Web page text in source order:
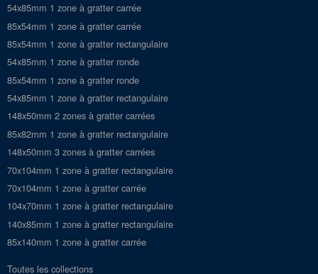
54x85mm 1 zone à gratter carrée
85x54mm 1 zone à gratter carrée
85x54mm 1 zone à gratter rectangulaire
54x85mm 1 zone à gratter ronde
85x54mm 1 zone à gratter ronde
54x85mm 1 zone à gratter rectangulaire
148x50mm 2 zones à gratter carrées
85x82mm 1 zone à gratter rectangulaire
148x50mm 3 zones à gratter carrées
70x104mm 1 zone à gratter rectangulaire
70x104mm 1 zone à gratter carrée
104x70mm 1 zone à gratter rectangulaire
140x85mm 1 zone à gratter rectangulaire
85x140mm 1 zone à gratter carrée
Toutes les collections